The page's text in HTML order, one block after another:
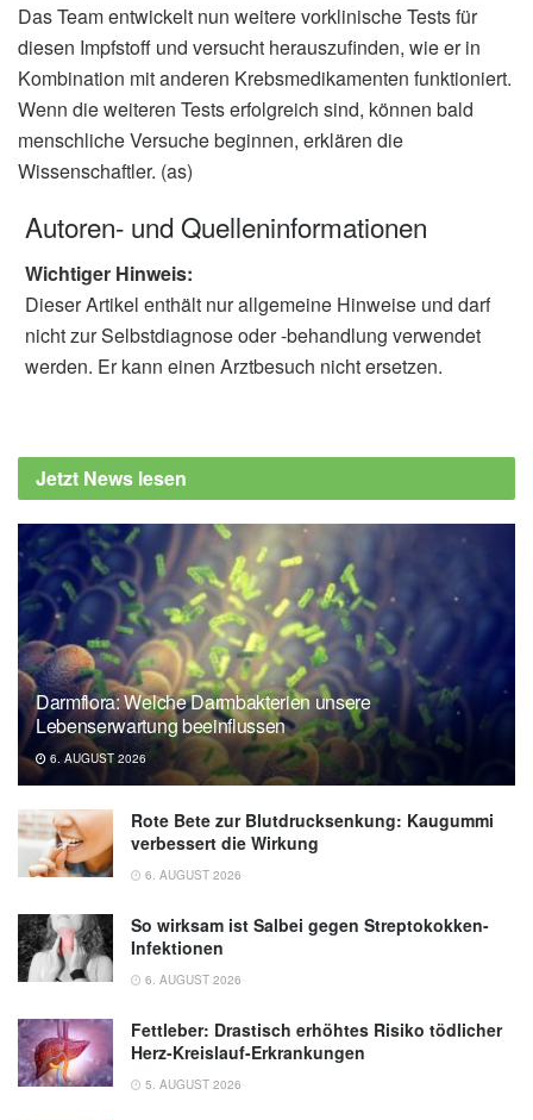
Das Team entwickelt nun weitere vorklinische Tests für
diesen Impfstoff und versucht herauszufinden, wie er in
Kombination mit anderen Krebsmedikamenten funktioniert.
Wenn die weiteren Tests erfolgreich sind, können bald
menschliche Versuche beginnen, erklären die
Wissenschaftler. (as)
Autoren- und Quelleninformationen
Wichtiger Hinweis:
Dieser Artikel enthält nur allgemeine Hinweise und darf
nicht zur Selbstdiagnose oder -behandlung verwendet
werden. Er kann einen Arztbesuch nicht ersetzen.
Jetzt News lesen
Darmflora: Welche Darmbakterien unsere
Lebenserwartung beeinflussen
6. AUGUST 2026
Rote Bete zur Blutdrucksenkung: Kaugummi
verbessert die Wirkung
6. AUGUST 2026
So wirksam ist Salbei gegen Streptokokken-
Infektionen
6. AUGUST 2026
Fettleber: Drastisch erhöhtes Risiko tödlicher
Herz-Kreislauf-Erkrankungen
5. AUGUST 2026